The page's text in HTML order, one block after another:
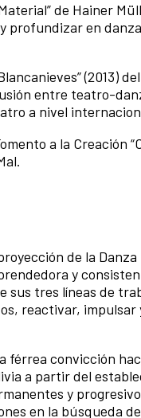
de Hainer
profundizar en
(2013)
entre teatro-
a nivel
a la Creación
de la
y
tres líneas de
reactivar,
férrea convicción
a partir del
y
en la búsqueda